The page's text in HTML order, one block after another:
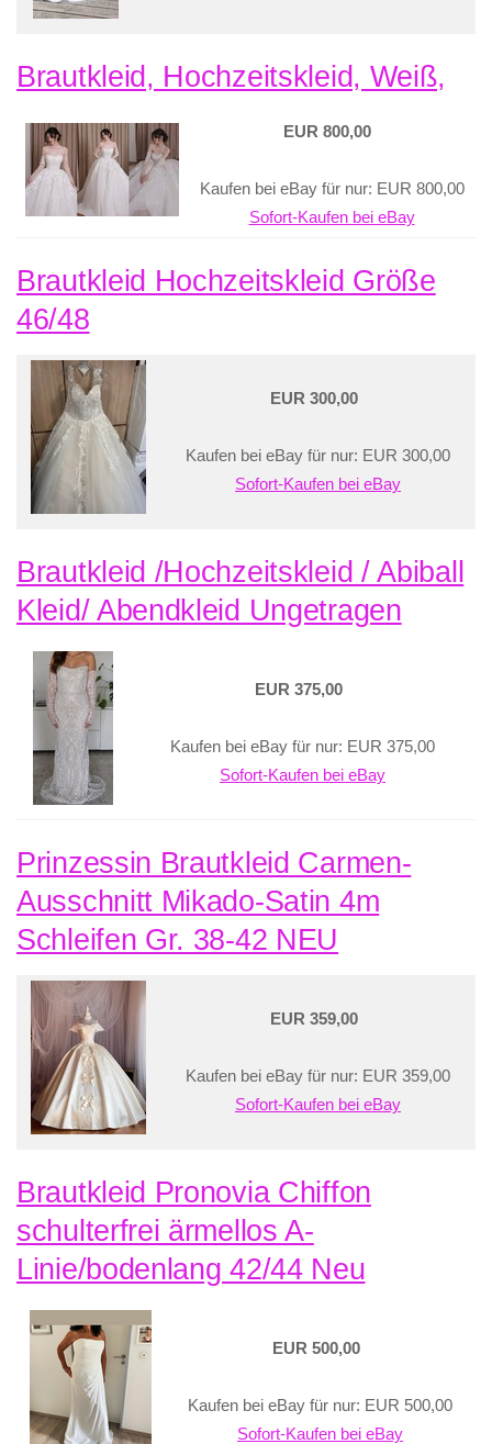
Brautkleid, Hochzeitskleid, Weiß,
EUR 800,00
Kaufen bei eBay für nur: EUR 800,00
Sofort-Kaufen bei eBay
Brautkleid Hochzeitskleid Größe
46/48
EUR 300,00
Kaufen bei eBay für nur: EUR 300,00
Sofort-Kaufen bei eBay
Brautkleid /Hochzeitskleid / Abiball
Kleid/ Abendkleid Ungetragen
EUR 375,00
Kaufen bei eBay für nur: EUR 375,00
Sofort-Kaufen bei eBay
Prinzessin Brautkleid Carmen-
Ausschnitt Mikado-Satin 4m
Schleifen Gr. 38-42 NEU
EUR 359,00
Kaufen bei eBay für nur: EUR 359,00
Sofort-Kaufen bei eBay
Brautkleid Pronovia Chiffon
schulterfrei ärmellos A-
Linie/bodenlang 42/44 Neu
EUR 500,00
Kaufen bei eBay für nur: EUR 500,00
Sofort-Kaufen bei eBay